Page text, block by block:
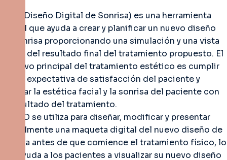
DSD (Diseño Digital de Sonrisa) es una herramienta
digital que ayuda a crear y planificar un nuevo diseño
de sonrisa proporcionando una simulación y una vista
previa del resultado final del tratamiento propuesto. El
objetivo principal del tratamiento estético es cumplir
con la expectativa de satisfacción del paciente y
mejorar la estética facial y la sonrisa del paciente con
el resultado del tratamiento.
La DSD se utiliza para diseñar, modificar y presentar
digitalmente una maqueta digital del nuevo diseño de
sonrisa antes de que comience el tratamiento físico, lo
que ayuda a los pacientes a visualizar su nuevo diseño